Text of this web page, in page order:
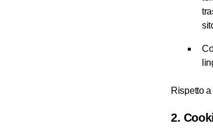
Rispetto
2.